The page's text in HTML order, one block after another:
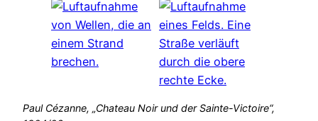
Paul Cézanne, „Chateau Noir und der Sainte-Victoire“,